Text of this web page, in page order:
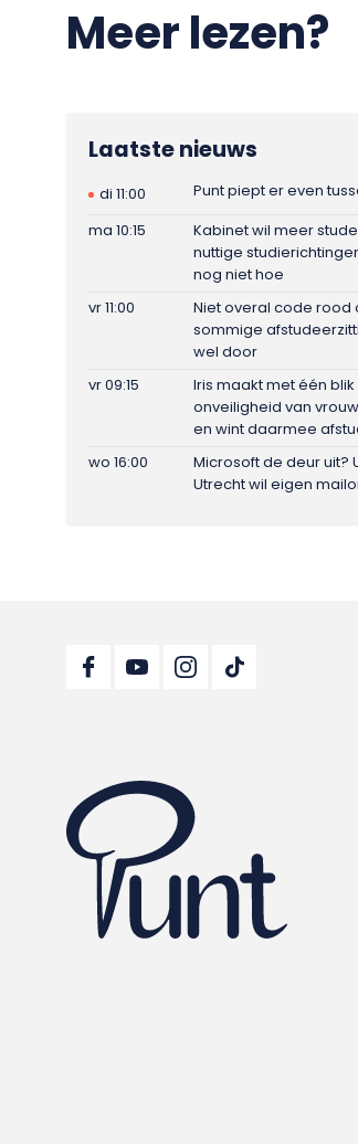
Meer lezen?
Laatste nieuws
di 11:00
Punt piept er even
ma 10:15
Kabinet wil meer
nuttige
nog niet hoe
vr 11:00
Niet overal code rood
sommige
wel door
vr 09:15
Iris maakt met één
onveiligheid van
en wint daarmee
wo 16:00
Microsoft de deur uit?
Utrecht wil eigen